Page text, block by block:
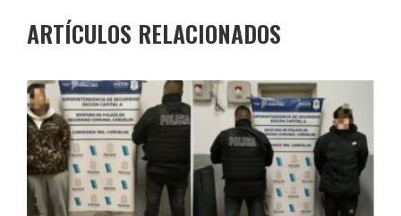
ARTÍCULOS RELACIONADOS